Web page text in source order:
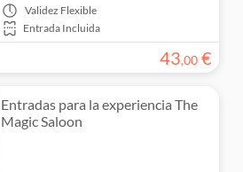
Validez Flexible
Entrada Incluida
43,00 €
Entradas para la experiencia The
Magic Saloon